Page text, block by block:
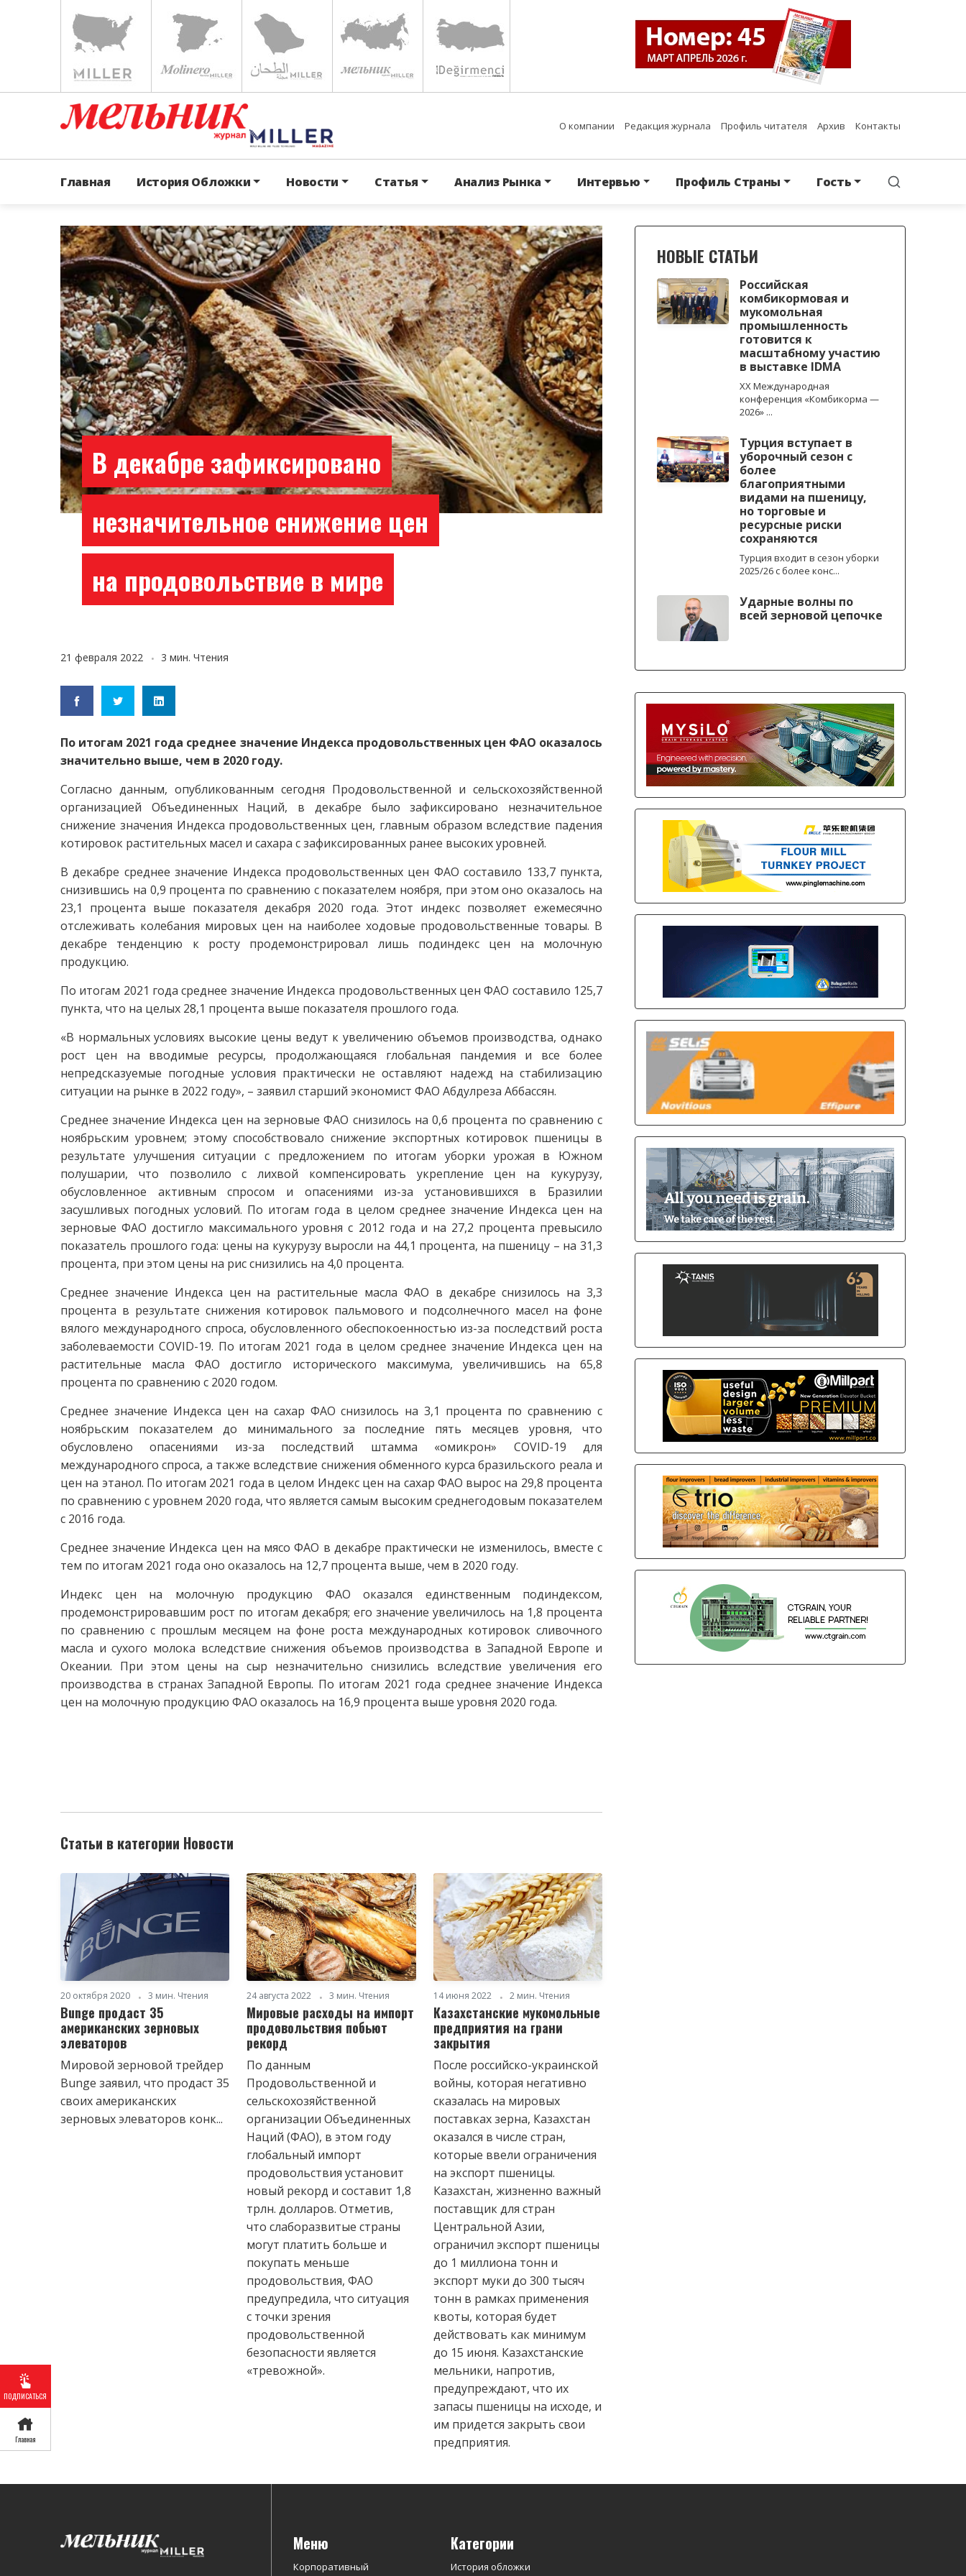
О компании Редакция журнала Профиль читателя Архив Контакты
Главная История Обложки Новости Статья Анализ Рынка Интервью Профиль Страны Гость
ПОДПИСАТЬСЯ
Главная
В декабре зафиксировано
незначительное снижение цен
на продовольствие в мире
21 февраля 2022 3 мин. Чтения
По итогам 2021 года среднее значение Индекса продовольственных цен ФАО оказалось
значительно выше, чем в 2020 году.
Согласно данным, опубликованным сегодня Продовольственной и сельскохозяйственной
организацией Объединенных Наций, в декабре было зафиксировано незначительное
снижение значения Индекса продовольственных цен, главным образом вследствие падения
котировок растительных масел и сахара с зафиксированных ранее высоких уровней.
В декабре среднее значение Индекса продовольственных цен ФАО составило 133,7 пункта,
снизившись на 0,9 процента по сравнению с показателем ноября, при этом оно оказалось на
23,1 процента выше показателя декабря 2020 года. Этот индекс позволяет ежемесячно
отслеживать колебания мировых цен на наиболее ходовые продовольственные товары. В
декабре тенденцию к росту продемонстрировал лишь подиндекс цен на молочную
продукцию.
По итогам 2021 года среднее значение Индекса продовольственных цен ФАО составило 125,7
пункта, что на целых 28,1 процента выше показателя прошлого года.
«В нормальных условиях высокие цены ведут к увеличению объемов производства, однако
рост цен на вводимые ресурсы, продолжающаяся глобальная пандемия и все более
непредсказуемые погодные условия практически не оставляют надежд на стабилизацию
ситуации на рынке в 2022 году», – заявил старший экономист ФАО Абдулреза Аббассян.
Среднее значение Индекса цен на зерновые ФАО снизилось на 0,6 процента по сравнению с
ноябрьским уровнем; этому способствовало снижение экспортных котировок пшеницы в
результате улучшения ситуации с предложением по итогам уборки урожая в Южном
полушарии, что позволило с лихвой компенсировать укрепление цен на кукурузу,
обусловленное активным спросом и опасениями из-за установившихся в Бразилии
засушливых погодных условий. По итогам года в целом среднее значение Индекса цен на
зерновые ФАО достигло максимального уровня с 2012 года и на 27,2 процента превысило
показатель прошлого года: цены на кукурузу выросли на 44,1 процента, на пшеницу – на 31,3
процента, при этом цены на рис снизились на 4,0 процента.
Среднее значение Индекса цен на растительные масла ФАО в декабре снизилось на 3,3
процента в результате снижения котировок пальмового и подсолнечного масел на фоне
вялого международного спроса, обусловленного обеспокоенностью из-за последствий роста
заболеваемости COVID-19. По итогам 2021 года в целом среднее значение Индекса цен на
растительные масла ФАО достигло исторического максимума, увеличившись на 65,8
процента по сравнению с 2020 годом.
Среднее значение Индекса цен на сахар ФАО снизилось на 3,1 процента по сравнению с
ноябрьским показателем до минимального за последние пять месяцев уровня, что
обусловлено опасениями из-за последствий штамма «омикрон» COVID-19 для
международного спроса, а также вследствие снижения обменного курса бразильского реала и
цен на этанол. По итогам 2021 года в целом Индекс цен на сахар ФАО вырос на 29,8 процента
по сравнению с уровнем 2020 года, что является самым высоким среднегодовым показателем
с 2016 года.
Среднее значение Индекса цен на мясо ФАО в декабре практически не изменилось, вместе с
тем по итогам 2021 года оно оказалось на 12,7 процента выше, чем в 2020 году.
Индекс цен на молочную продукцию ФАО оказался единственным подиндексом,
продемонстрировавшим рост по итогам декабря; его значение увеличилось на 1,8 процента
по сравнению с прошлым месяцем на фоне роста международных котировок сливочного
масла и сухого молока вследствие снижения объемов производства в Западной Европе и
Океании. При этом цены на сыр незначительно снизились вследствие увеличения его
производства в странах Западной Европы. По итогам 2021 года среднее значение Индекса
цен на молочную продукцию ФАО оказалось на 16,9 процента выше уровня 2020 года.
Статьи в категории Новости
20 октября 2020 3 мин. Чтения
Bunge продаст 35
американских зерновых
элеваторов
Мировой зерновой трейдер
Bunge заявил, что продаст 35
своих американских
зерновых элеваторов конк...
24 августа 2022 3 мин. Чтения
Мировые расходы на импорт
продовольствия побьют
рекорд
По данным
Продовольственной и
сельскохозяйственной
организации Объединенных
Наций (ФАО), в этом году
глобальный импорт
продовольствия установит
новый рекорд и составит 1,8
трлн. долларов. Отметив,
что слаборазвитые страны
могут платить больше и
покупать меньше
продовольствия, ФАО
предупредила, что ситуация
с точки зрения
продовольственной
безопасности является
«тревожной».
14 июня 2022 2 мин. Чтения
Казахстанские мукомольные
предприятия на грани
закрытия
После российско-украинской
войны, которая негативно
сказалась на мировых
поставках зерна, Казахстан
оказался в числе стран,
которые ввели ограничения
на экспорт пшеницы.
Казахстан, жизненно важный
поставщик для стран
Центральной Азии,
ограничил экспорт пшеницы
до 1 миллиона тонн и
экспорт муки до 300 тысяч
тонн в рамках применения
квоты, которая будет
действовать как минимум
до 15 июня. Казахстанские
мельники, напротив,
предупреждают, что их
запасы пшеницы на исходе, и
им придется закрыть свои
предприятия.
НОВЫЕ СТАТЬИ
Российская
комбикормовая и
мукомольная
промышленность
готовится к
масштабному участию
в выставке IDMA
XX Международная
конференция «Комбикорма —
2026» ...
Турция вступает в
уборочный сезон с
более
благоприятными
видами на пшеницу,
но торговые и
ресурсные риски
сохраняются
Турция входит в сезон уборки
2025/26 с более конс...
Ударные волны по
всей зерновой цепочке
Меню
Корпоративный
Категории
История обложки